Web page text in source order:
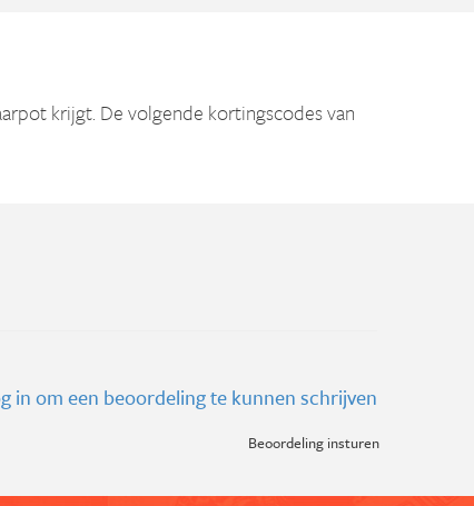
krijgt. De volgende kortingscodes van
in om een beoordeling te kunnen schrijven
Beoordeling insturen